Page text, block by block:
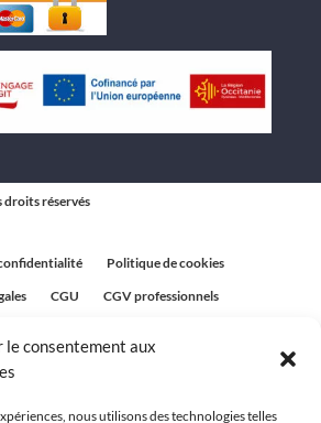
le consentement aux
nous utilisons des technologies telles
droits réservés
Politique de cookies
CGU
CGV professionnels